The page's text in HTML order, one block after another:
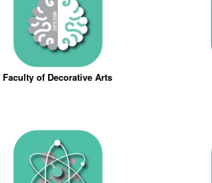
Faculty of Decorative Arts